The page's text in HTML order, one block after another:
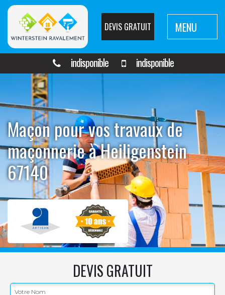
DEVIS GRATUIT MENU
indisponible indisponible
Maçon pour vos travaux de
maçonnerie à Heiligenstein
67140
DEVIS GRATUIT